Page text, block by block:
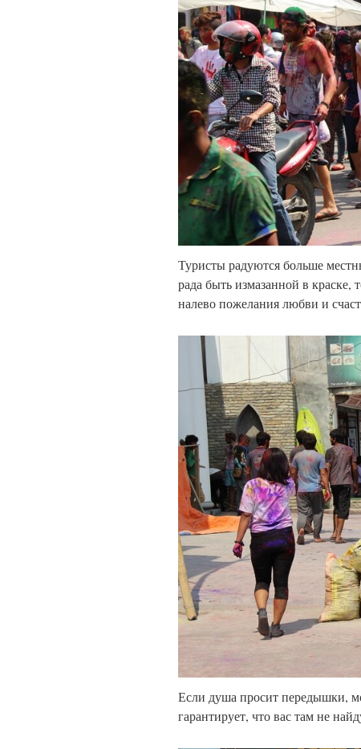
Туристы радуются больше
рада быть измазанной в
налево пожелания любви и
Если душа просит передышки,
гарантирует, что вас там не